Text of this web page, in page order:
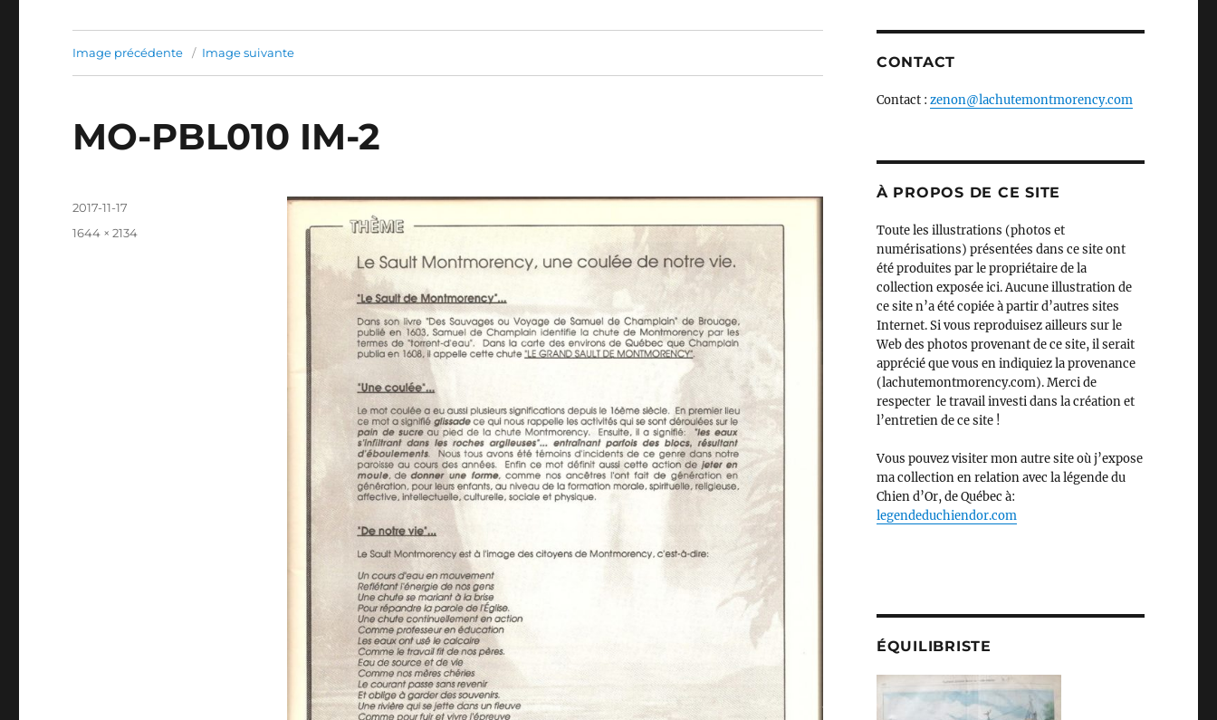
Image précédente Image suivante
MO-PBL010 IM-2
Publié
2017-11-17
Taille
1644 × 2134
CONTACT
Contact : zenon@lachutemontmorency.com
À PROPOS DE CE SITE
Toute les illustrations (photos et
numérisations) présentées dans ce site ont
été produites par le propriétaire de la
collection exposée ici. Aucune illustration de
ce site n’a été copiée à partir d’autres sites
Internet. Si vous reproduisez ailleurs sur le
Web des photos provenant de ce site, il serait
apprécié que vous en indiquiez la provenance
(lachutemontmorency.com). Merci de
respecter le travail investi dans la création et
l’entretien de ce site !
Vous pouvez visiter mon autre site où j’expose
ma collection en relation avec la légende du
Chien d’Or, de Québec à:
legendeduchiendor.com
ÉQUILIBRISTE